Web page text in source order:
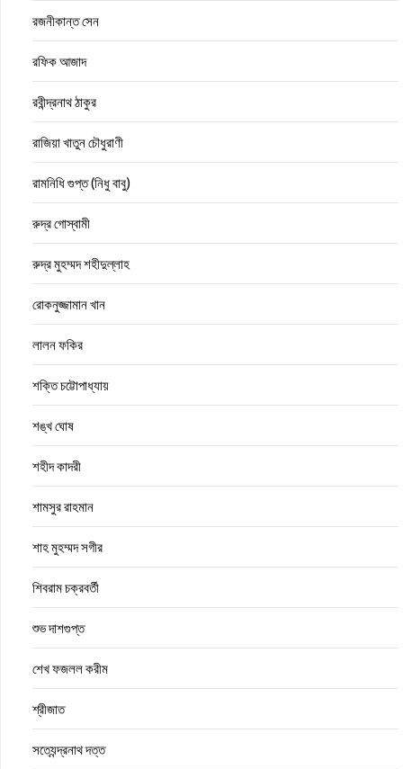
রজনীকান্ত সেন
রফিক আজাদ
রবীন্দ্রনাথ ঠাকুর
রাজিয়া খাতুন চৌধুরাণী
রামনিধি গুপ্ত (নিধু বাবু)
রুদ্র গোস্বামী
রুদ্র মুহম্মদ শহীদুল্লাহ
রোকনুজ্জামান খান
লালন ফকির
শক্তি চট্টোপাধ্যায়
শঙ্খ ঘোষ
শহীদ কাদরী
শামসুর রাহমান
শাহ মুহম্মদ সগীর
শিবরাম চক্রবর্তী
শুভ দাশগুপ্ত
শেখ ফজলল করীম
শ্রীজাত
সত্যেন্দ্রনাথ দত্ত